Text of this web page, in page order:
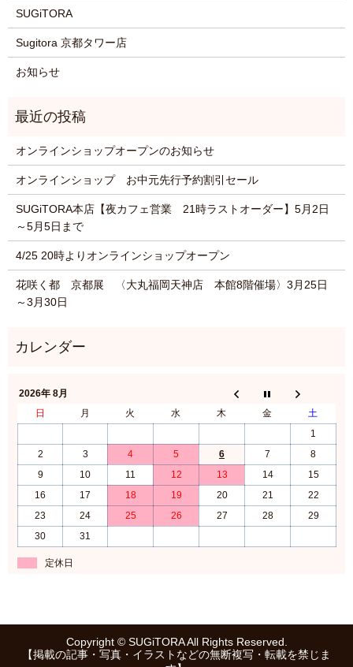
SUGiTORA
Sugitora 京都タワー店
お知らせ
オンラインショップオープンのお知らせ
オンラインショップ お中元先行予約割引セール
SUGiTORA本店【夜カフェ営業 21時ラストオーダー】5月2日
～5月5日まで
4/25 20時よりオンラインショップオープン
花咲く都 京都展 〈大丸福岡天神店 本館8階催場〉3月25日
～3月30日
2026年 8月
日
月 火 水 木 金
土
1
2
3 4 5 6 7
8
9
10 11 12 13 14
15
16
17 18 19 20 21
22
23
24 25 26 27 28
29
30
31
定休日
Copyright © SUGiTORA All Rights Reserved.
【掲載の記事・写真・イラストなどの無断複写・転載を禁じま